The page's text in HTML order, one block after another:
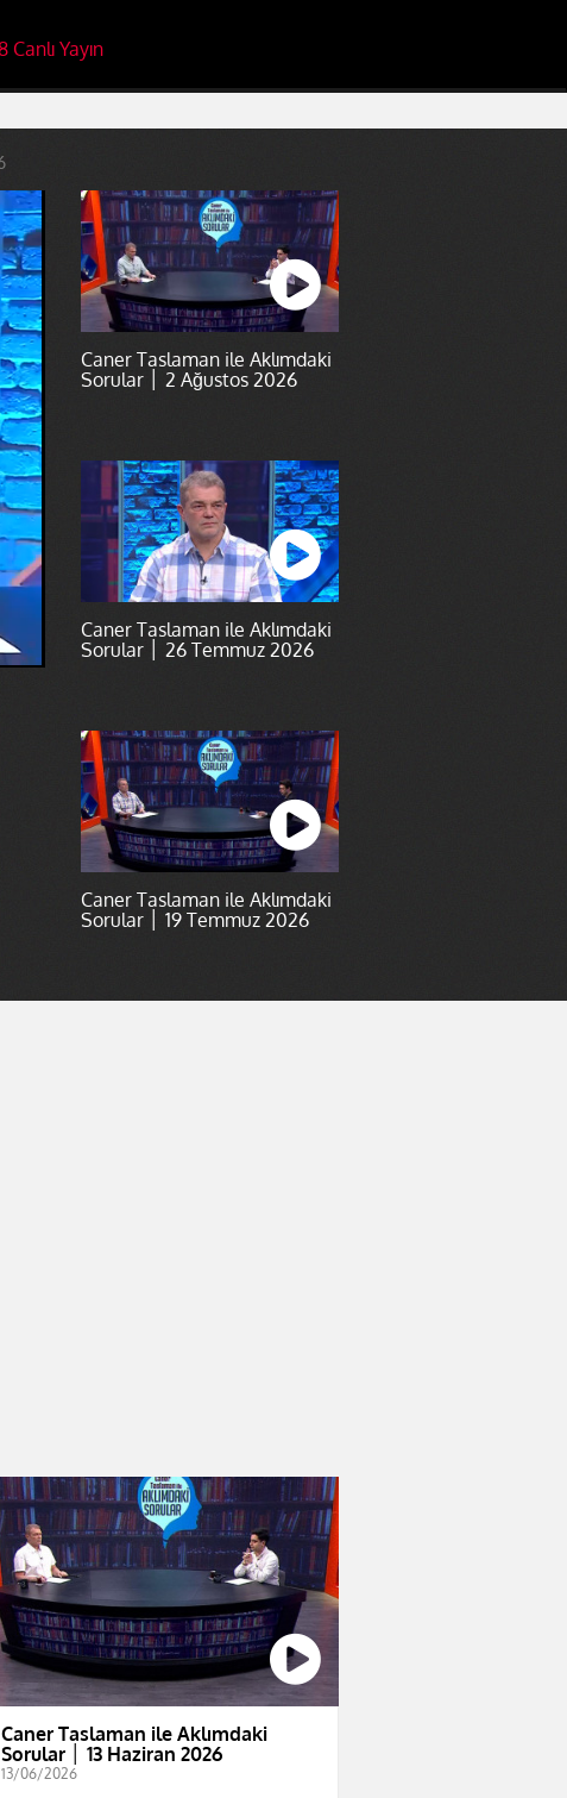
Canlı Yayın
Caner Taslaman ile Aklımdaki
Sorular │ 2 Ağustos 2026
Caner Taslaman ile Aklımdaki
Sorular │ 26 Temmuz 2026
Caner Taslaman ile Aklımdaki
Sorular │ 19 Temmuz 2026
Caner Taslaman ile Aklımdaki
Sorular │ 13 Haziran 2026
13/06/2026